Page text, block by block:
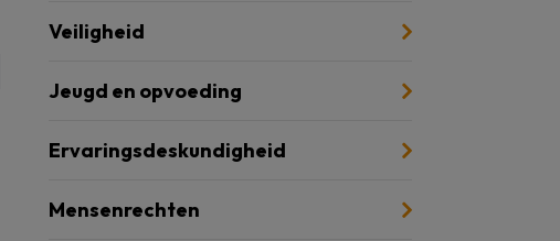
Veiligheid
Jeugd en opvoeding
Ervaringsdeskundigheid
Mensenrechten